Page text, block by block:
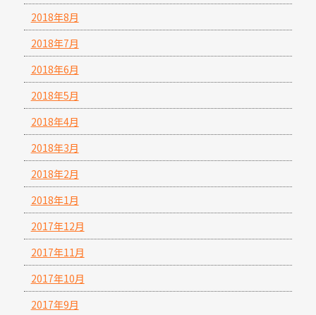
2018年8月
2018年7月
2018年6月
2018年5月
2018年4月
2018年3月
2018年2月
2018年1月
2017年12月
2017年11月
2017年10月
2017年9月